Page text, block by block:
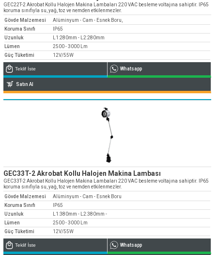
» Uygulamalar
» CNC Yedek Parça
» Makina Aydınlatma
Bize Ulaşın
Tüm hakkı saklıdır. Sitemizde kullanılan tüm içerik ve görseller
Emos Grup'a ait olup izinsiz kullanımı hukuki yaptırıma tabidir.
» Üretim
» Kalite
» Servis
» Referanslar
» Kataloglar
» Kariyer
Müşteri temsilcilerimiz size çok yakın
Teknik destek & Yedek parça tedarik
Teknik Destek
GEC22T-2 Akrobat Kollu Halojen Makina Lambaları 220 VAC besleme voltajına sahiptir. IP65
koruma sınıfıyla su, yağ, toz ve nemden etkilenmezler.
Gövde Malzemesi
Alüminyum - Cam - Esnek Boru,
Koruma Sınıfı
IP65
Uzunluk
L1:280mm - L2:280mm
Lümen
2500 - 3000 Lm
Güç Tüketimi
12V/55W
Teklif İste Whatsapp
Satın Al
GEC33T-2 Akrobat Kollu Halojen Makina Lambası
GEC33T-2 Akrobat Kollu Halojen Makina Lambaları 220 VAC besleme voltajına sahiptir. IP65
koruma sınıfıyla su, yağ, toz ve nemden etkilenmezler.
Gövde Malzemesi
Alüminyum - Cam - Esnek Boru
Koruma Sınıfı
IP65
Uzunluk
L1:380mm - L2:380mm -
Lümen
2500 - 3000 Lm
Güç Tüketimi
12V/55W
Teklif İste Whatsapp